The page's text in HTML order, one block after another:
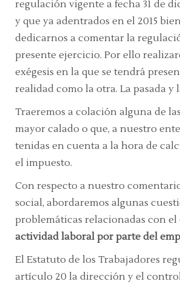
regulación vigente a fecha 31 de
y que ya adentrados en el 2015
dedicarnos a comentar la
presente ejercicio. Por ello
exégesis en la que se tendrá
realidad como la otra. La pasada y
Traeremos a colación alguna de
mayor calado o que, a nuestro
tenidas en cuenta a la hora de
el impuesto.
Con respecto a nuestro
social, abordaremos algunas
problemáticas relacionadas con el
actividad laboral por parte del
El Estatuto de los Trabajadores
artículo 20 la dirección y el